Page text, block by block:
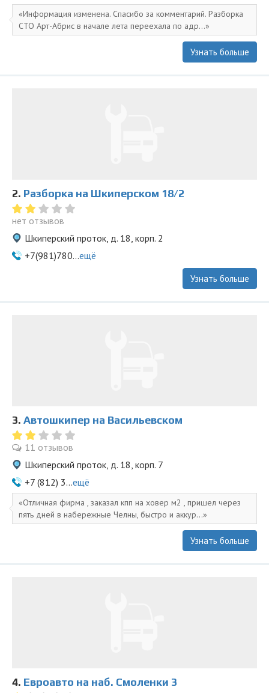
Информация изменена. Спасибо за комментарий. Разборка
СТО Арт-Абрис в начале лета переехала по адр...
Узнать больше
2. Разборка на Шкиперском 18/2
нет отзывов
Шкиперский проток, д. 18, корп. 2
+7(981)780...ещё
Узнать больше
3. Автошкипер на Васильевском
11 отзывов
Шкиперский проток, д. 18, корп. 7
+7 (812) 3...ещё
Отличная фирма , заказал кпп на ховер м2 , пришел через
пять дней в набережные Челны, быстро и аккур...
Узнать больше
4. Евроавто на наб. Смоленки 3